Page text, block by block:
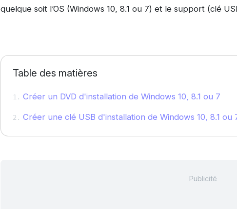
quelque soit l’OS (Windows 10, 8.1 ou 7) et le support (clé
Table des matières
Créer un DVD d'installation de Windows 10, 8.1 ou 7
Créer une clé USB d'installation de Windows 10, 8.1 ou